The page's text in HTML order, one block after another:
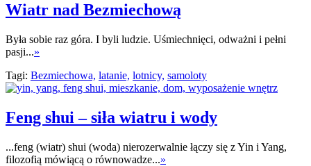
Wiatr nad Bezmiechową
Była sobie raz góra. I byli ludzie. Uśmiechnięci, odważni i pełni
pasji...»
Tagi: Bezmiechowa, latanie, lotnicy, samoloty
Feng shui – siła wiatru i wody
...feng (wiatr) shui (woda) nierozerwalnie łączy się z Yin i Yang,
filozofią mówiącą o równowadze...»